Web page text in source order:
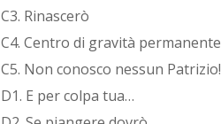
C3. Rinascerò
C4. Centro di gravità permanente
C5. Non conosco nessun Patrizio!
D1. E per colpa tua…